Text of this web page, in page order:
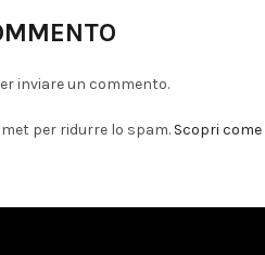
inviare un commento.
per ridurre lo spam. Scopri